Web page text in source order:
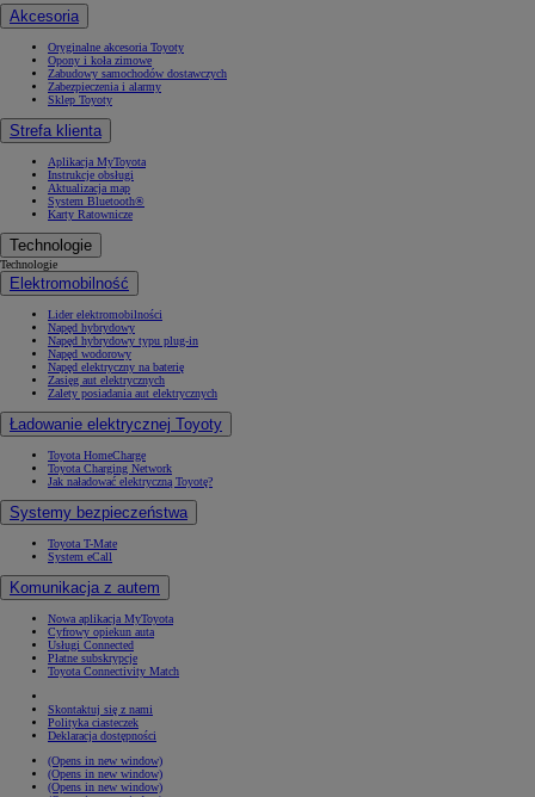
Akcesoria
Oryginalne akcesoria Toyoty
Opony i koła zimowe
Zabudowy samochodów dostawczych
Zabezpieczenia i alarmy
Sklep Toyoty
Strefa klienta
Aplikacja MyToyota
Instrukcje obsługi
Aktualizacja map
System Bluetooth®
Karty Ratownicze
Technologie
Technologie
Elektromobilność
Lider elektromobilności
Napęd hybrydowy
Napęd hybrydowy typu plug-in
Napęd wodorowy
Napęd elektryczny na baterię
Zasięg aut elektrycznych
Zalety posiadania aut elektrycznych
Ładowanie elektrycznej Toyoty
Toyota HomeCharge
Toyota Charging Network
Jak naładować elektryczną Toyotę?
Systemy bezpieczeństwa
Toyota T-Mate
System eCall
Komunikacja z autem
Nowa aplikacja MyToyota
Cyfrowy opiekun auta
Usługi Connected
Płatne subskrypcje
Toyota Connectivity Match
Skontaktuj się z nami
Polityka ciasteczek
Deklaracja dostępności
(Opens in new window)
(Opens in new window)
(Opens in new window)